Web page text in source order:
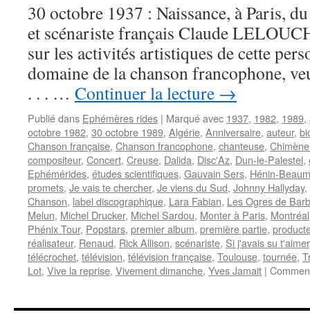
30 octobre 1937 : Naissance, à Paris,
et scénariste français Claude
sur les activités artistiques de cette
domaine de la chanson francophone,
. . . … Continuer la lecture →
Publié dans Ephémères rides | Marqué avec 1937, 1982, 1989,
octobre 1982, 30 octobre 1989, Algérie, Anniversaire, auteur,
Chanson française, Chanson francophone, chanteuse,
compositeur, Concert, Creuse, Dalida, Disc'Az, Dun-le-Palestel,
Ephémérides, études scientifiques, Gauvain Sers, Hénin-
promets, Je vais te chercher, Je viens du Sud, Johnny Hallyday,
Chanson, label discographique, Lara Fabian, Les Ogres de
Melun, Michel Drucker, Michel Sardou, Monter à Paris, Montréal
Phénix Tour, Popstars, premier album, première partie,
réalisateur, Renaud, Rick Allison, scénariste, Si j'avais su t'aimer
télécrochet, télévision, télévision française, Toulouse, tournée,
Lot, Vive la reprise, Vivement dimanche, Yves Jamait |